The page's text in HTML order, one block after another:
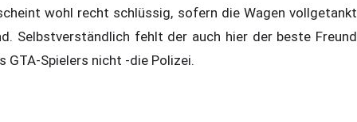
wohl recht schlüssig, sofern die Wagen vollgetankt
Selbstverständlich fehlt der auch hier der beste Freund
GTA-Spielers nicht -die Polizei.